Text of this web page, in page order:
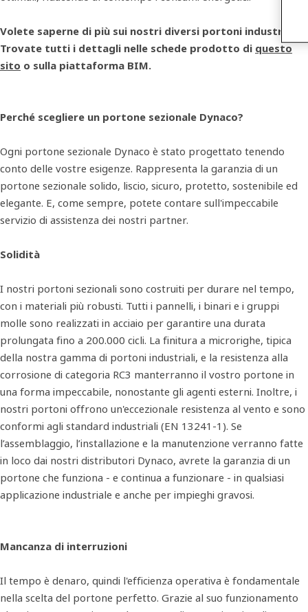
Volete saperne di più sui nostri diversi portoni industriali?
Trovate tutti i dettagli nelle schede prodotto di questo
sito o sulla piattaforma BIM.
Perché scegliere un portone sezionale Dynaco?
Ogni portone sezionale Dynaco è stato progettato tenendo
conto delle vostre esigenze. Rappresenta la garanzia di un
portone sezionale solido, liscio, sicuro, protetto, sostenibile ed
elegante. E, come sempre, potete contare sull'impeccabile
servizio di assistenza dei nostri partner.
Solidità
I nostri portoni sezionali sono costruiti per durare nel tempo,
con i materiali più robusti. Tutti i pannelli, i binari e i gruppi
molle sono realizzati in acciaio per garantire una durata
prolungata fino a 200.000 cicli. La finitura a microrighe, tipica
della nostra gamma di portoni industriali, e la resistenza alla
corrosione di categoria RC3 manterranno il vostro portone in
una forma impeccabile, nonostante gli agenti esterni. Inoltre, i
nostri portoni offrono un'eccezionale resistenza al vento e sono
conformi agli standard industriali (EN 13241-1). Se
l’assemblaggio, l’installazione e la manutenzione verranno fatte
in loco dai nostri distributori Dynaco, avrete la garanzia di un
portone che funziona - e continua a funzionare - in qualsiasi
applicazione industriale e anche per impieghi gravosi.
Mancanza di interruzioni
Il tempo è denaro, quindi l'efficienza operativa è fondamentale
nella scelta del portone perfetto. Grazie al suo funzionamento